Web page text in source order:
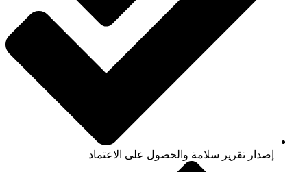
إصدار تقرير سلامة والحصول على الاعتماد